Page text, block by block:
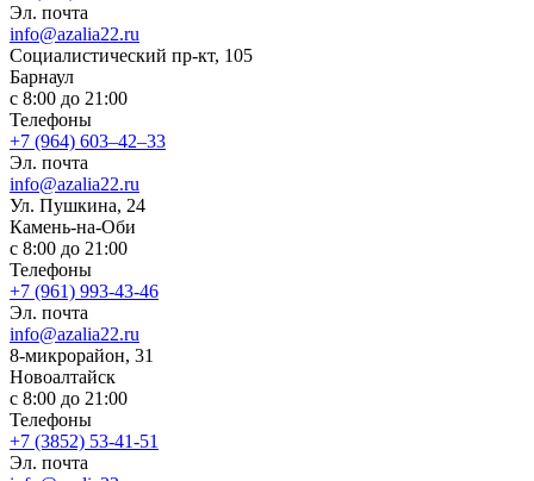
Эл. почта
info@azalia22.ru
Социалистический пр-кт, 105
Барнаул
с 8:00 до 21:00
Телефоны
+7 (964) 603‒42‒33
Эл. почта
info@azalia22.ru
Ул. Пушкина, 24
Камень-на-Оби
с 8:00 до 21:00
Телефоны
+7 (961) 993-43-46
Эл. почта
info@azalia22.ru
8-микрорайон, 31
Новоалтайск
с 8:00 до 21:00
Телефоны
+7 (3852) 53-41-51
Эл. почта